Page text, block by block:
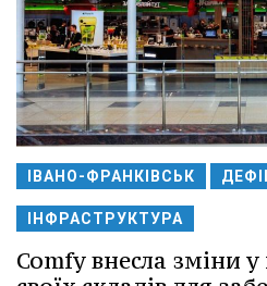
ІВАНО-ФРАНКІВСЬК
ІНФРАСТРУКТУРА
Comfy внесла зміни